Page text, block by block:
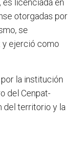
es licenciada en
otorgadas por
se
y ejerció como
la institución
del Cenpat-
del territorio y la